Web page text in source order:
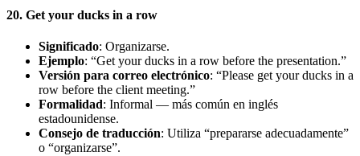
20. Get your ducks in a row
Significado: Organizarse.
Ejemplo: “Get your ducks in a row before the presentation.”
Versión para correo electrónico: “Please get your ducks in a
row before the client meeting.”
Formalidad: Informal — más común en inglés
estadounidense.
Consejo de traducción: Utiliza “prepararse adecuadamente”
o “organizarse”.